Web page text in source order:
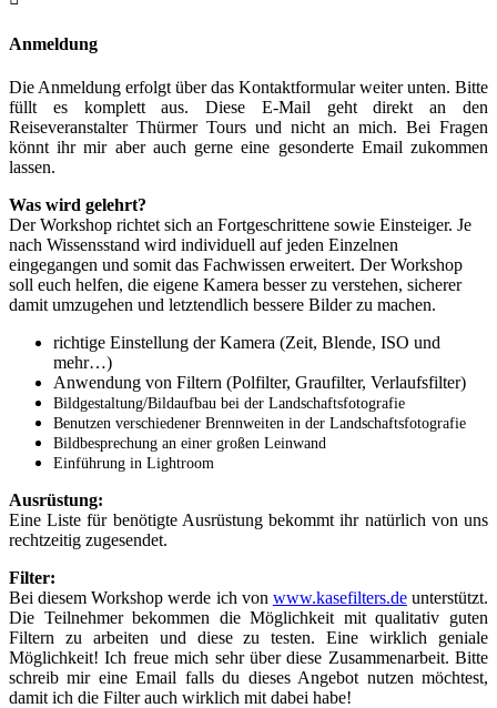
Anmeldung
Die Anmeldung erfolgt über das Kontaktformular weiter unten. Bitte
füllt es komplett aus. Diese E-Mail geht direkt an den
Reiseveranstalter Thürmer Tours und nicht an mich. Bei Fragen
könnt ihr mir aber auch gerne eine gesonderte Email zukommen
lassen.
Was wird gelehrt?
Der Workshop richtet sich an Fortgeschrittene sowie Einsteiger. Je
nach Wissensstand wird individuell auf jeden Einzelnen
eingegangen und somit das Fachwissen erweitert. Der Workshop
soll euch helfen, die eigene Kamera besser zu verstehen, sicherer
damit umzugehen und letztendlich bessere Bilder zu machen.
richtige Einstellung der Kamera (Zeit, Blende, ISO und
mehr…)
Anwendung von Filtern (Polfilter, Graufilter, Verlaufsfilter)
Bildgestaltung/Bildaufbau bei der Landschaftsfotografie
Benutzen verschiedener Brennweiten in der Landschaftsfotografie
Bildbesprechung an einer großen Leinwand
Einführung in Lightroom
Ausrüstung:
Eine Liste für benötigte Ausrüstung bekommt ihr natürlich von uns
rechtzeitig zugesendet.
Filter:
Bei diesem Workshop werde ich von www.kasefilters.deunterstützt.
Die Teilnehmer bekommen die Möglichkeit mit qualitativ guten
Filtern zu arbeiten und diese zu testen. Eine wirklich geniale
Möglichkeit! Ich freue mich sehr über diese Zusammenarbeit. Bitte
schreib mir eine Email falls du dieses Angebot nutzen möchtest,
damit ich die Filter auch wirklich mit dabei habe!